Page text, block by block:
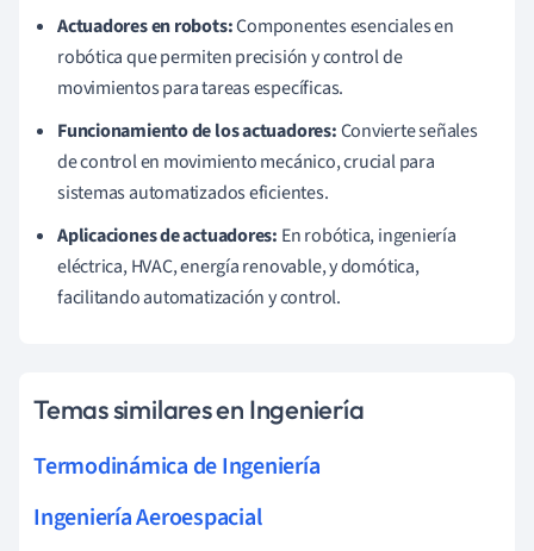
Actuadores en robots:Componentes esenciales en
robótica que permiten precisión y control de
movimientos para tareas específicas.
Funcionamiento de los actuadores:Convierte señales
de control en movimiento mecánico, crucial para
sistemas automatizados eficientes.
Aplicaciones de actuadores: En robótica, ingeniería
eléctrica, HVAC, energía renovable, y domótica,
facilitando automatización y control.
Temas similares en Ingeniería
Termodinámica de Ingeniería
Ingeniería Aeroespacial